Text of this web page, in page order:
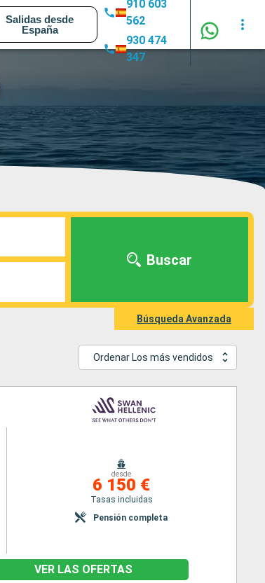
Salidas desde
España
910 603
562
930 474
347
Buscar
Búsqueda Avanzada
Ordenar Los más vendidos
desde
6 150 €
Tasas incluidas
Pensión completa
VER LAS OFERTAS